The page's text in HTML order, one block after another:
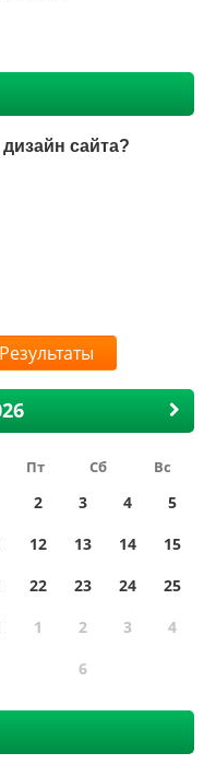
сайта?
Результаты
Пт Сб Вс
2 3 4
5
12 13 14
15
22 23 24
25
1 2 3
4
6